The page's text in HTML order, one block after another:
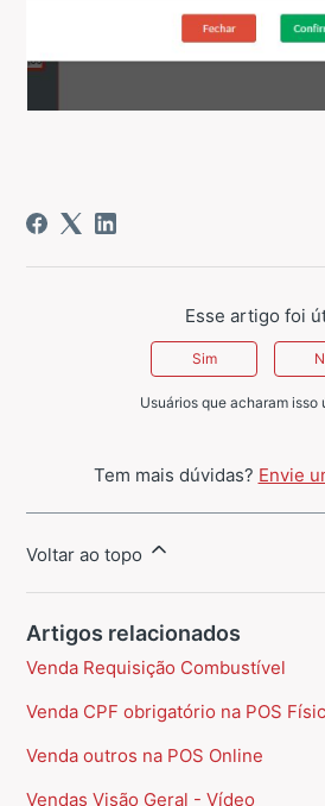
Esse artigo foi
Sim
Usuários que acharam isso
Tem mais dúvidas? Envie
Voltar ao topo
Artigos relacionados
Venda Requisição Combustível
Venda CPF obrigatório na POS
Venda outros na POS Online
Vendas Visão Geral - Vídeo